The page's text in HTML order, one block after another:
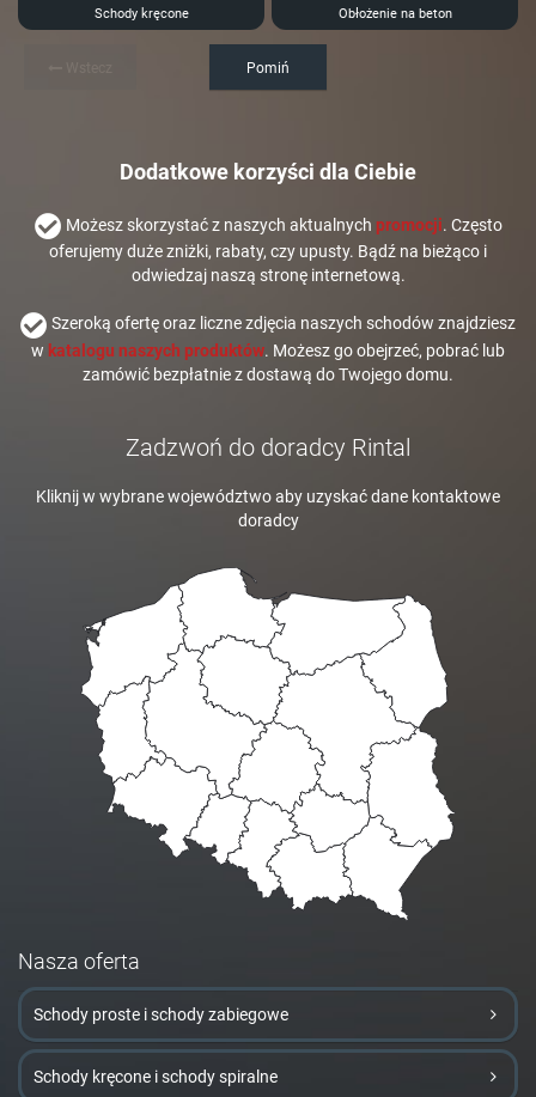
Schody kręcone Obłożenie na beton
Pomiń
Dodatkowe korzyści dla Ciebie
Możesz skorzystać z naszych aktualnych promocji. Często
oferujemy duże zniżki, rabaty, czy upusty. Bądź na bieżąco i
odwiedzaj naszą stronę internetową.
Szeroką ofertę oraz liczne zdjęcia naszych schodów znajdziesz
w katalogu naszych produktów. Możesz go obejrzeć, pobrać lub
zamówić bezpłatnie z dostawą do Twojego domu.
Zadzwoń do doradcy Rintal
Kliknij w wybrane województwo aby uzyskać dane kontaktowe
doradcy
Nasza oferta
Schody proste i schody zabiegowe
Schody kręcone i schody spiralne